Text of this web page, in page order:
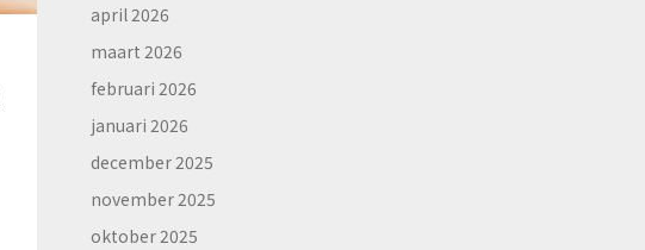
april 2026
maart 2026
februari 2026
januari 2026
december 2025
november 2025
oktober 2025